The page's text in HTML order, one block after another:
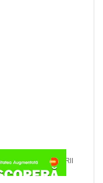
DINOZAURII
IN 4D